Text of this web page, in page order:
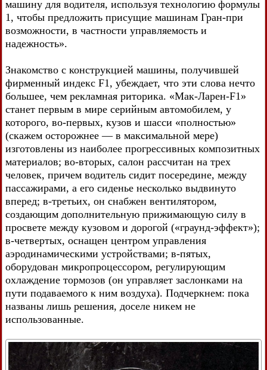
машину для водителя, используя технологию формулы
1, чтобы предложить присущие машинам Гран-при
возможности, в частности управляемость и
надежность».
Знакомство с конструкцией машины, получившей
фирменный индекс F1, убеждает, что эти слова нечто
большее, чем рекламная риторика. «Мак-Ларен-F1»
станет первым в мире серийным автомобилем, у
которого, во-первых, кузов и шасси «полностью»
(скажем осторожнее — в максимальной мере)
изготовлены из наиболее прогрессивных композитных
материалов; во-вторых, салон рассчитан на трех
человек, причем водитель сидит посередине, между
пассажирами, а его сиденье несколько выдвинуто
вперед; в-третьих, он снабжен вентилятором,
создающим дополнительную прижимающую силу в
просвете между кузовом и дорогой («граунд-эффект»);
в-четвертых, оснащен центром управления
аэродинамическими устройствами; в-пятых,
оборудован микропроцессором, регулирующим
охлаждение тормозов (он управляет заслонками на
пути подаваемого к ним воздуха). Подчеркнем: пока
названы лишь решения, доселе никем не
использованные.